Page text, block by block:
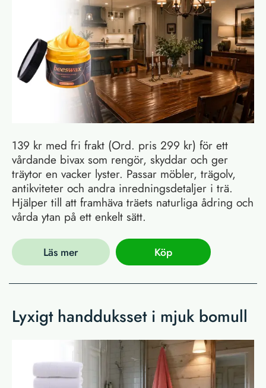
139 kr med fri frakt (Ord. pris 299 kr) för ett
vårdande bivax som rengör, skyddar och ger
träytor en vacker lyster. Passar möbler, trägolv,
antikviteter och andra inredningsdetaljer i trä.
Hjälper till att framhäva träets naturliga ådring och
vårda ytan på ett enkelt sätt.
Läs mer Köp
Lyxigt handduksset i mjuk bomull